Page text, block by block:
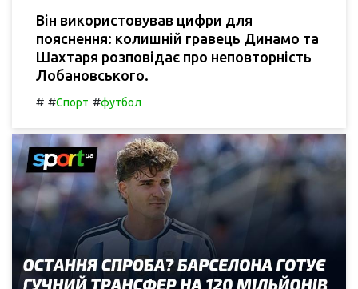
Він використовував цифри для
пояснення: колишній гравець Динамо та
Шахтаря розповідає про неповторність
Лобановського.
# #Спорт #футбол